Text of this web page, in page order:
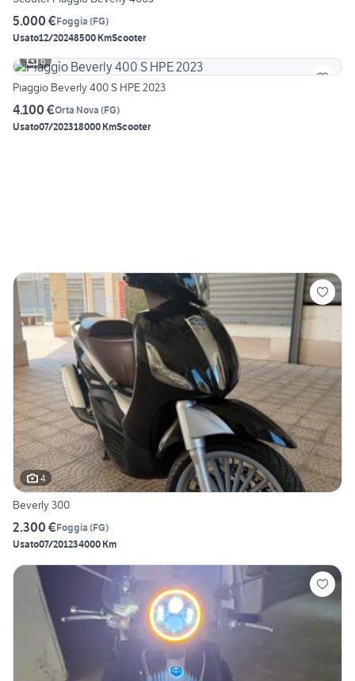
5.000 €Foggia (FG)
Usato12/20248500 KmScooter
6
Piaggio Beverly 400 S HPE 2023
4.100 €Orta Nova (FG)
Usato07/202318000 KmScooter
4
Beverly 300
2.300 €Foggia (FG)
Usato07/201234000 Km